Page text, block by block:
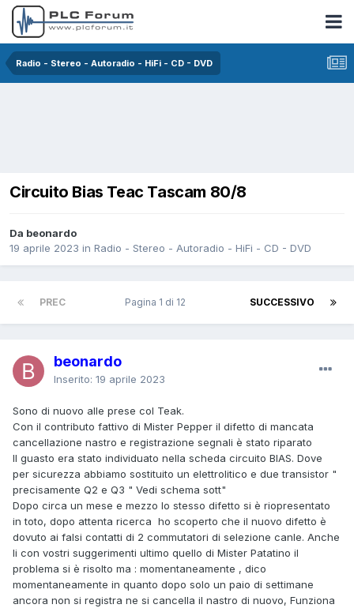
Radio - Stereo - Autoradio - HiFi - CD - DVD
Circuito Bias Teac Tascam 80/8
Da beonardo
19 aprile 2023 in Radio - Stereo - Autoradio - HiFi - CD - DVD
PREC SUCCESSIVO
Pagina 1 di 12
beonardo
Inserito: 19 aprile 2023
Sono di nuovo alle prese col Teak.
Con il contributo fattivo di Mister Pepper il difetto di mancata
cancellazione nastro e registrazione segnali è stato riparato
Il guasto era stato individuato nella scheda circuito BIAS. Dove
per sicurezza abbiamo sostituito un elettrolitico e due transistor "
precisamente Q2 e Q3 " Vedi schema sott"
Dopo circa un mese e mezzo lo stesso difetto si è riopresentato
in toto, dopo attenta ricerca ho scoperto che il nuovo difetto è
dovuto ai falsi contatti di 2 commutatori di selezione canle. Anche
li con vostri suggerimenti ultimo quello di Mister Patatino il
problema si è risolto ma : momentaneamente , dico
momentaneamente in quanto dopo solo un paio di settimane
ancora non si registra ne si cancella il nastro di nuovo, Funziona